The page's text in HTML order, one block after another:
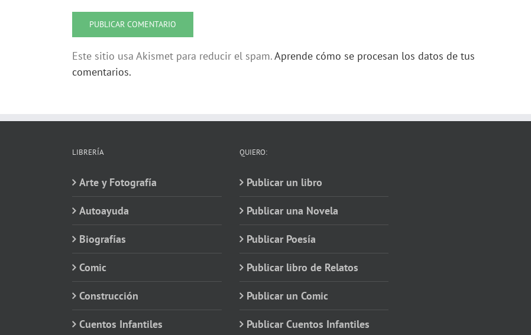
Este sitio usa Akismet para reducir el spam.Aprende cómo se procesan los datos de tus
comentarios.
LIBRERÍA
Arte y Fotografía
Autoayuda
Biografías
Comic
Construcción
Cuentos Infantiles
QUIERO:
Publicar un libro
Publicar una Novela
Publicar Poesía
Publicar libro de Relatos
Publicar un Comic
Publicar Cuentos Infantiles